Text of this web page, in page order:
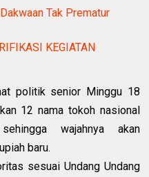
Tak Prematur
KEGIATAN
politik senior Minggu 18
12 nama tokoh nasional
wajahnya akan
baru.
sesuai Undang Undang